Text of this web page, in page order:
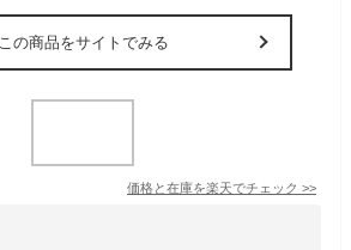
この商品をサイトでみる
価格と在庫を楽天でチェック >>